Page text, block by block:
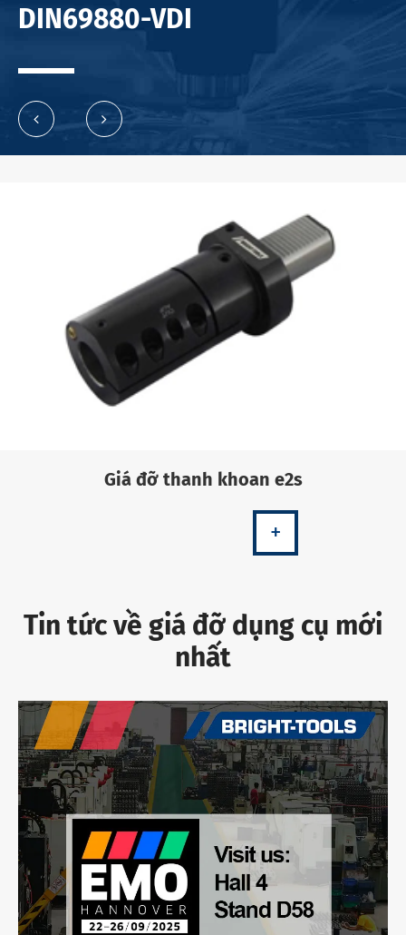
DIN69880-VDI
Giá đỡ thanh khoan e2s
+
Tin tức về giá đỡ dụng cụ mới
nhất